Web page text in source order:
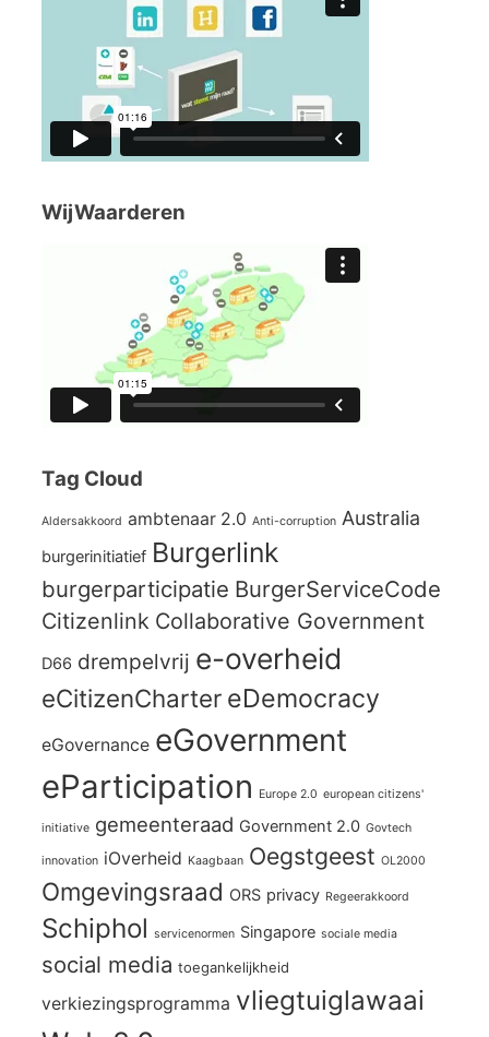
WijWaarderen
Tag Cloud
Aldersakkoord ambtenaar 2.0 Anti-corruption Australia
burgerinitiatief Burgerlink
burgerparticipatie BurgerServiceCode
Citizenlink Collaborative Government
D66 drempelvrij e-overheid
eCitizenCharter eDemocracy
eGovernance eGovernment
eParticipation Europe 2.0 european citizens'
initiative gemeenteraad Government 2.0 Govtech
innovation iOverheid Kaagbaan Oegstgeest OL2000
Omgevingsraad ORS privacy Regeerakkoord
Schiphol servicenormen Singapore sociale media
social media toegankelijkheid
verkiezingsprogramma vliegtuiglawaai